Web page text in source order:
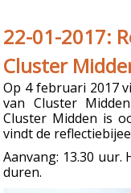
22-01-2017:
Cluster
Op 4 februari 2017
van Cluster
Cluster Midden is
vindt de
Aanvang: 13.30
duren.